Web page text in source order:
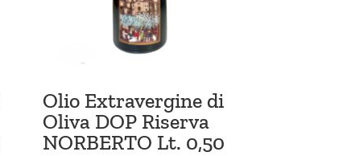
Olio Extravergine di
Oliva DOP Riserva
NORBERTO Lt. 0,50